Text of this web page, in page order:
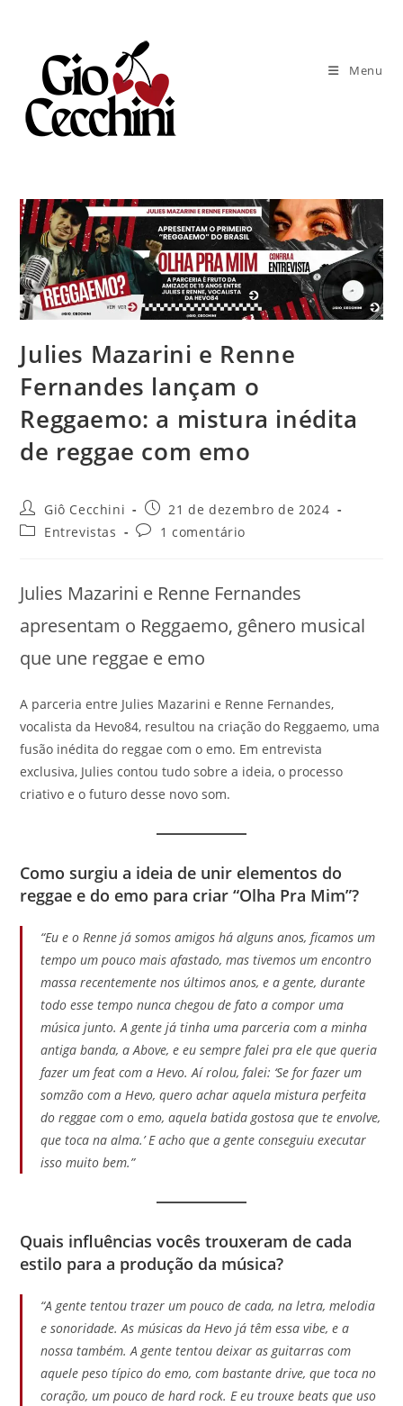
conteúdo
Menu
Julies Mazarini e Renne
Fernandes lançam o
Reggaemo: a mistura inédita
de reggae com emo
Autor
do
post:
Giô Cecchini
Post
publicado:
21 de dezembro de 2024
Categoria
Entrevistas
Comentários
1 comentário
Julies Mazarini e Renne Fernandes
apresentam o Reggaemo, gênero musical
que une reggae e emo
A parceria entre Julies Mazarini e Renne Fernandes,
vocalista da Hevo84, resultou na criação do Reggaemo, uma
fusão inédita do reggae com o emo. Em entrevista
exclusiva, Julies contou tudo sobre a ideia, o processo
criativo e o futuro desse novo som.
Como surgiu a ideia de unir elementos do
reggae e do emo para criar “Olha Pra Mim”?
“Eu e o Renne já somos amigos há alguns anos, ficamos um
tempo um pouco mais afastado, mas tivemos um encontro
massa recentemente nos últimos anos, e a gente, durante
todo esse tempo nunca chegou de fato a compor uma
música junto. A gente já tinha uma parceria com a minha
antiga banda, a Above, e eu sempre falei pra ele que queria
fazer um feat com a Hevo. Aí rolou, falei: ‘Se for fazer um
somzão com a Hevo, quero achar aquela mistura perfeita
do reggae com o emo, aquela batida gostosa que te envolve,
que toca na alma.’ E acho que a gente conseguiu executar
isso muito bem.”
Quais influências vocês trouxeram de cada
estilo para a produção da música?
“A gente tentou trazer um pouco de cada, na letra, melodia
e sonoridade. As músicas da Hevo já têm essa vibe, e a
nossa também. A gente tentou deixar as guitarras com
aquele peso típico do emo, com bastante drive, que toca no
coração, um pouco de hard rock. E eu trouxe beats que uso